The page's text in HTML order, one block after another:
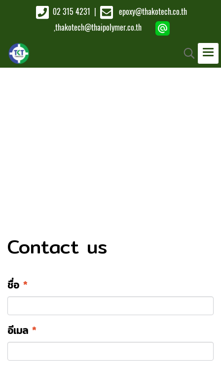
02 315 4231
epoxy@thakotech.co.th
,thakotech@thaipolymer.co.th
Contact us
ชื่อ *
อีเมล *